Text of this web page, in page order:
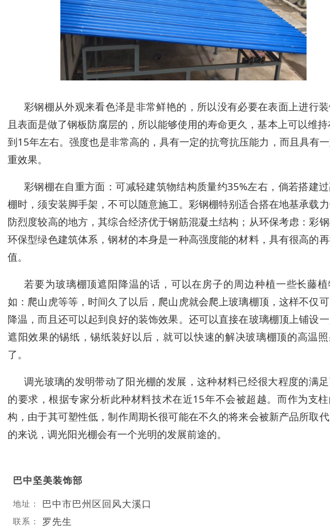
彩钢棚从外观来看色泽是非常鲜艳的，所以没有必要在表面上进行
且表面是做了钢板防腐层的，所以能够使用的寿命更久，基本上可以维
到15年左右。强度也是非常高的，具有一定的抗弯抗压能力，而且具有
重效果。
彩钢棚在自重方面：可减轻建筑物结构质量约35%左右，倘若搭建
棚时，须安装脚手架，不可以随意施工。彩钢棚特别适合搭在地基承载
防烈度较高的地方，其综合经济优于钢筋混凝土结构；从环保考虑：彩
环保型绿色建筑体系，钢材的本身是一种高强度能的材料，具有很高的
值。
若要为玻璃棚顶遮阳降温的话，可以在房子的周边种植一些长藤
如：爬山虎等等，时间久了以后，爬山虎就会爬上玻璃棚顶，这样不仅
降温，而且还可以起到良好的装饰效果。还可以直接在玻璃棚顶上铺设
遮阳效果的锡纸，锡纸装好以后，就可以快速的解决玻璃棚顶的高温
了。
调光玻璃的发明带动了阳光棚的发展，这种材料已经很大程度的满
的要求，根据专家分析此种材料技术在近15年不会被超越。而作为支
构，由于其可塑性低，制作周期长很可能在不久的将来会被新产品所取
的来说，调光阳光棚会有一个光明的发展前途的。
巴中坚美装饰部
地址： 巴中市巴州区回风大溪口
联系： 罗先生